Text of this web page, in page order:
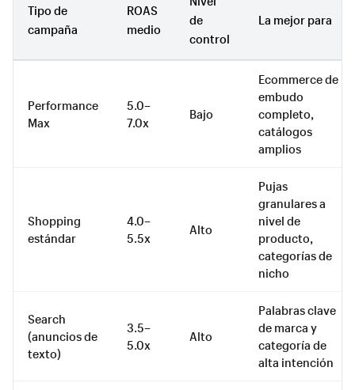
Tipo de
campaña
ROAS
medio
de
control
La mejor para
Performance
Max
5.0–
7.0x
Bajo
Ecommerce de
embudo
completo,
catálogos
amplios
Shopping
estándar
4.0–
5.5x
Alto
Pujas
granulares a
nivel de
producto,
categorías de
nicho
Search
(anuncios de
texto)
3.5–
5.0x
Alto
Palabras clave
de marca y
categoría de
alta intención